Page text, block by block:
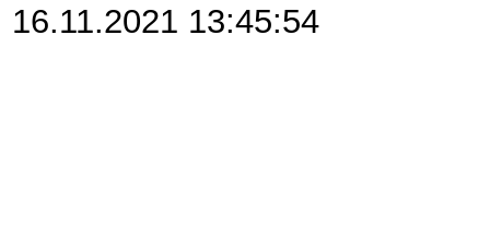
16.11.2021 13:45:54